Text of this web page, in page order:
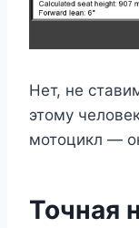
Нет, не
этому
мотоцикл —
Точная